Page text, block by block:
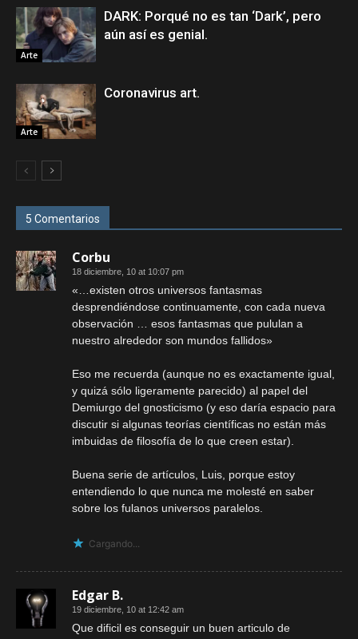
Arte
DARK: Porqué no es tan ‘Dark’, pero
aún así es genial.
Arte
Coronavirus art.
5 Comentarios
Corbu
18 diciembre, 10 at 10:07 pm
«…existen otros universos fantasmas
desprendiéndose continuamente, con cada nueva
observación … esos fantasmas que pululan a
nuestro alrededor son mundos fallidos»
Eso me recuerda (aunque no es exactamente igual,
y quizá sólo ligeramente parecido) al papel del
Demiurgo del gnosticismo (y eso daría espacio para
discutir si algunas teorías científicas no están más
imbuidas de filosofía de lo que creen estar).
Buena serie de artículos, Luis, porque estoy
entendiendo lo que nunca me molesté en saber
sobre los fulanos universos paralelos.
Cargando...
Edgar B.
19 diciembre, 10 at 12:42 am
Que dificil es conseguir un buen articulo de